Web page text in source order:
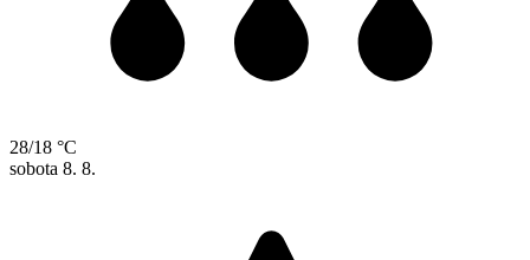
28/18 °C
sobota 8. 8.